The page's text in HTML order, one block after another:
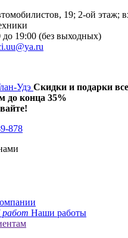
19; 2-ой этаж;
до 19:00 (без выходных)
Скидки и подарки
до конца 35%
878
работ Наши работы